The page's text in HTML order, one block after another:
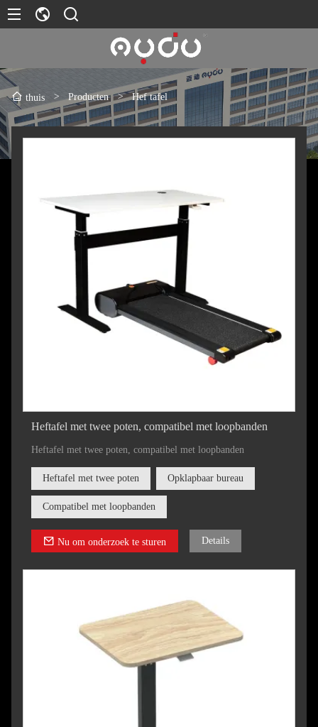
thuis > Producten > Hef tafel
Heftafel met twee poten, compatibel met loopbanden
Heftafel met twee poten, compatibel met loopbanden
Heftafel met twee poten Opklapbaar bureau
Compatibel met loopbanden
Nu om onderzoek te sturen Details